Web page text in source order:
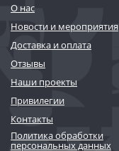
О нас
Новости и мероприятия
Доставка и оплата
Отзывы
Наши проекты
Привилегии
Контакты
Политика обработки
персональных данных